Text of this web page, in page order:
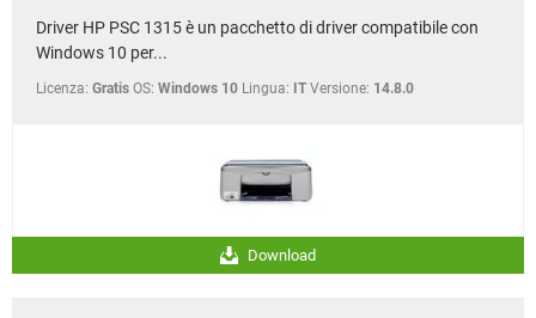
Driver HP PSC 1315 è un pacchetto di driver compatibile con
Windows 10 per...
Licenza: Gratis OS: Windows 10 Lingua: IT Versione: 14.8.0
Download